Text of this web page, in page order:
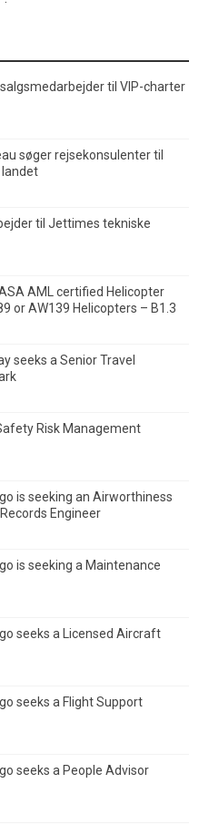
til VIP-charter
søger rejsekonsulenter til
landet
til Jettimes tekniske
AML certified Helicopter
or AW139 Helicopters – B1.3
seeks a Senior Travel
Risk Management
is seeking an Airworthiness
Engineer
is seeking a Maintenance
seeks a Licensed Aircraft
seeks a Flight Support
seeks a People Advisor